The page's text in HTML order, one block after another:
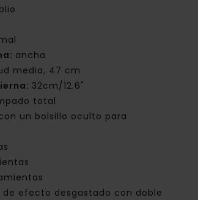
ancha
media, 47 cm
32cm/12.6"
total
un bolsillo oculto para
de efecto desgastado con doble